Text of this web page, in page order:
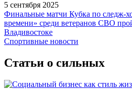
5 сентября 2025
Финальные матчи Кубка по следж-
времени» среди ветеранов СВО
Владивостоке
Спортивные новости
Статьи о сильных